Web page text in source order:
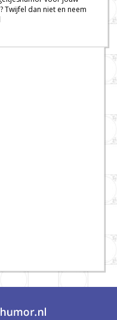
Twijfel dan niet en neem